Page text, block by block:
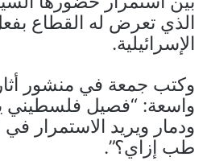
الذي تعرض له القطاع
الإسرائيلية.
وكتب جمعة في منشور
واسعة: “فصيل فلسطيني
ودمار ويريد الاستمرار
طب إزاي؟”.